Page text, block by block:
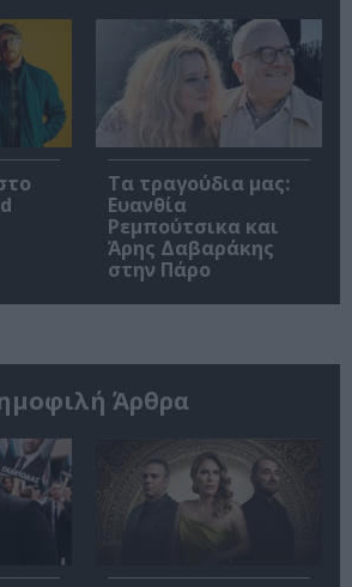
Τα τραγούδια μας:
Ευανθία
Ρεμπούτσικα και
Άρης Δαβαράκης
στην Πάρο
Άρθρα